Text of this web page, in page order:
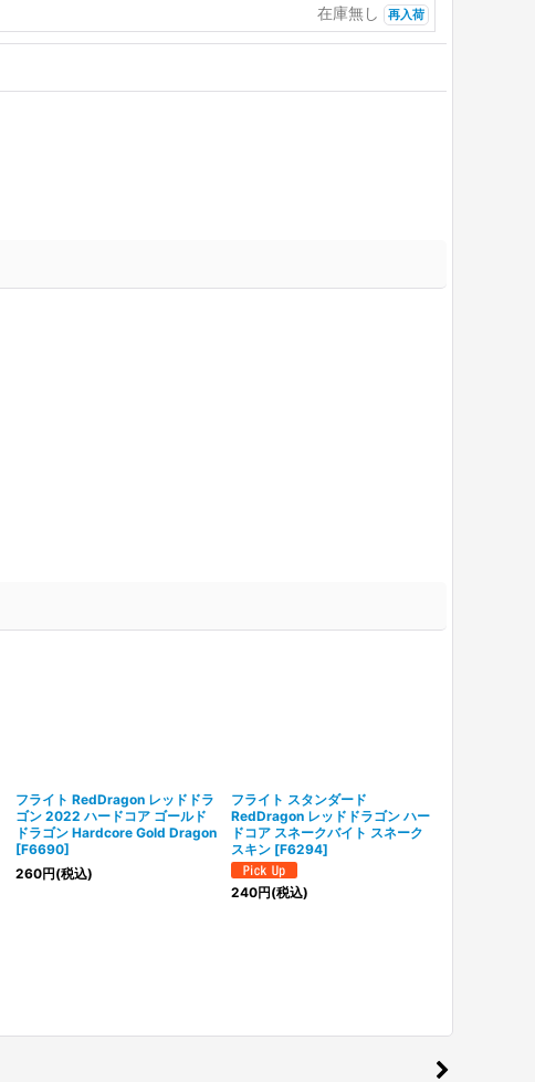
在庫無し 再入荷
フライト RedDragon レッドドラ
ゴン 2022 ハードコア ゴールド
ドラゴン Hardcore Gold Dragon
[F6690]
260円(税込)
フライト スタンダード
RedDragon レッドドラゴン ハー
ドコア スネークバイト スネーク
スキン [F6294]
240円(税込)